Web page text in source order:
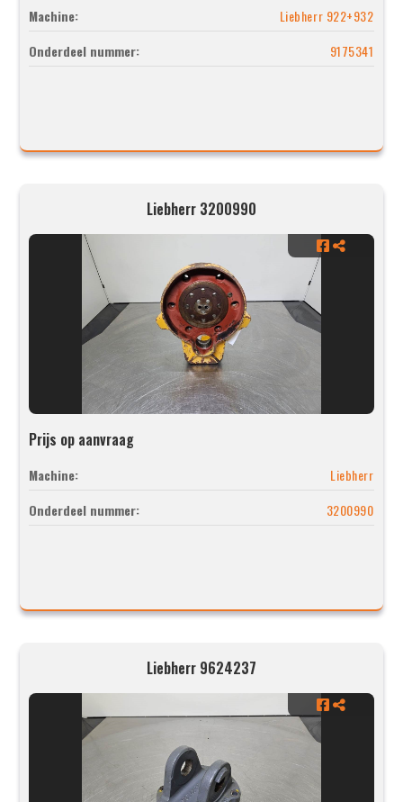
Machine:
Liebherr 922+932
Onderdeel nummer:
9175341
Liebherr 3200990
Prijs op aanvraag
Machine:
Liebherr
Onderdeel nummer:
3200990
Liebherr 9624237